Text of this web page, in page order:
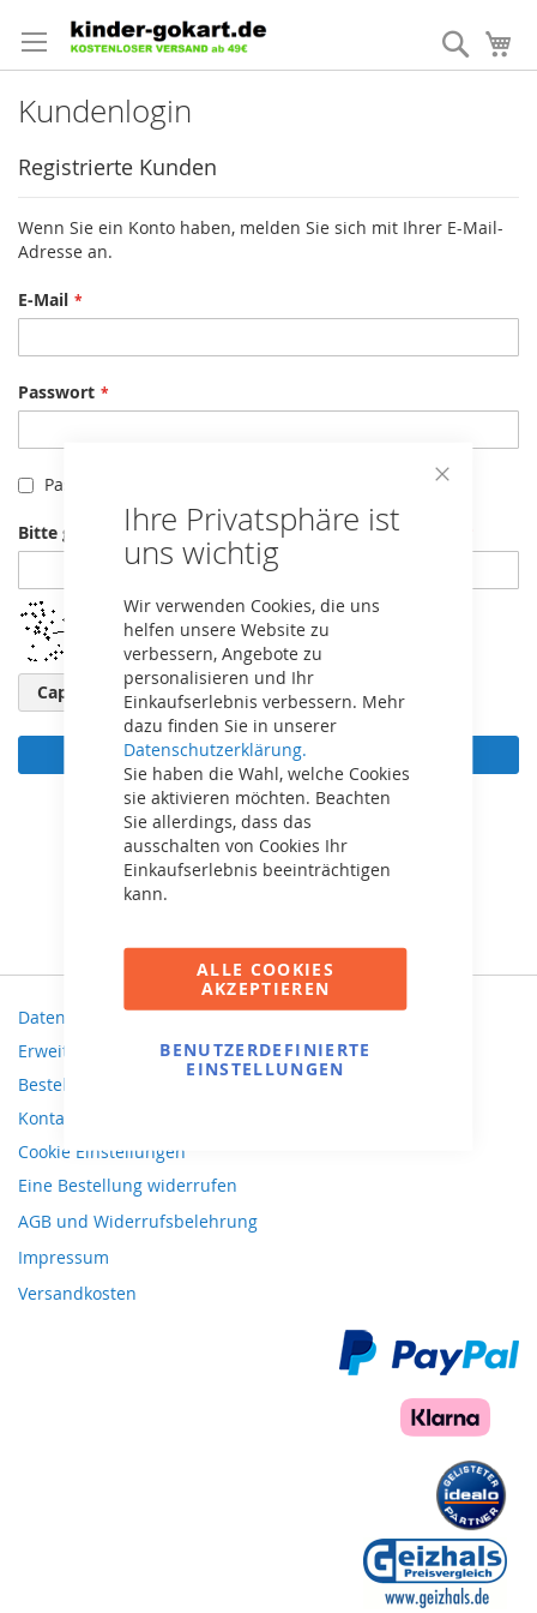
Ihre Privatsphäre ist
uns wichtig
Wir verwenden Cookies, die uns
helfen unsere Website zu
verbessern, Angebote zu
personalisieren und Ihr
Einkaufserlebnis verbessern. Mehr
dazu finden Sie in unserer
Datenschutzerklärung.
Sie haben die Wahl, welche Cookies
sie aktivieren möchten. Beachten
Sie allerdings, dass das
ausschalten von Cookies Ihr
Einkaufserlebnis beeinträchtigen
kann.
ALLE COOKIES
AKZEPTIEREN
BENUTZERDEFINIERTE
EINSTELLUNGEN
zum
Inhalt
Suche
Kundenlogin
Registrierte Kunden
Wenn Sie ein Konto haben, melden Sie sich mit Ihrer E-Mail-
Adresse an.
E-Mail
Passwort
Passwort anzeigen
Bitte geben Sie die Buchstaben und Zahlen unten ein
Captcha neu laden
Anmelden
Passwort vergessen?
Datenschutz und Cookie-Richtlinien
Erweiterte Suche
Bestellungen und Rücksendungen
Kontaktieren Sie uns
Cookie Einstellungen
Eine Bestellung widerrufen
AGB und Widerrufsbelehrung
Impressum
Versandkosten